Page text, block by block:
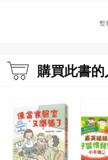
暫
購買此書